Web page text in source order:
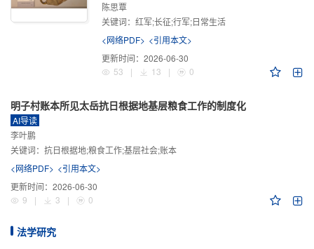
陈思覃
关键词： 红军;长征;行军;日常生活
<网络PDF> <引用本文>
更新时间： 2026-06-30
53
| 13 | 0
明子村账本所见太岳抗日根据地基层粮食工作的制度化
AI导读
李叶鹏
关键词： 抗日根据地;粮食工作;基层社会;账本
<网络PDF> <引用本文>
更新时间： 2026-06-30
9
| 3 | 0
法学研究